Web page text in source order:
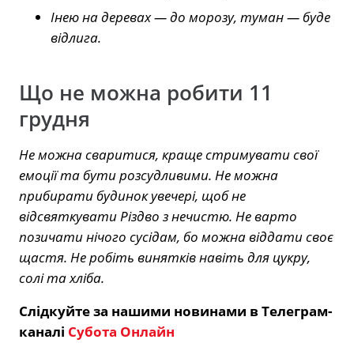
Інею на деревах — до морозу, туман — буде
відлига.
Що не можна робити 11
грудня
Не можна сваритися, краще стримувати свої
емоції та бути розсудливими. Не можна
прибирати будинок увечері, щоб не
відсвяткувати Різдво з нечистю. Не варто
позичати нічого сусідам, бо можна віддати своє
щастя. Не робіть винятків навіть для цукру,
солі та хліба.
Слідкуйте за нашими новинами в Телеграм-
каналі Субота Онлайн